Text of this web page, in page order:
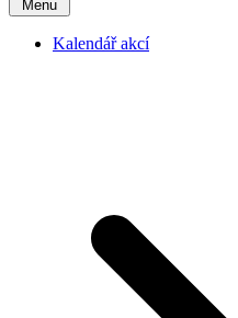
Menu
Kalendář akcí